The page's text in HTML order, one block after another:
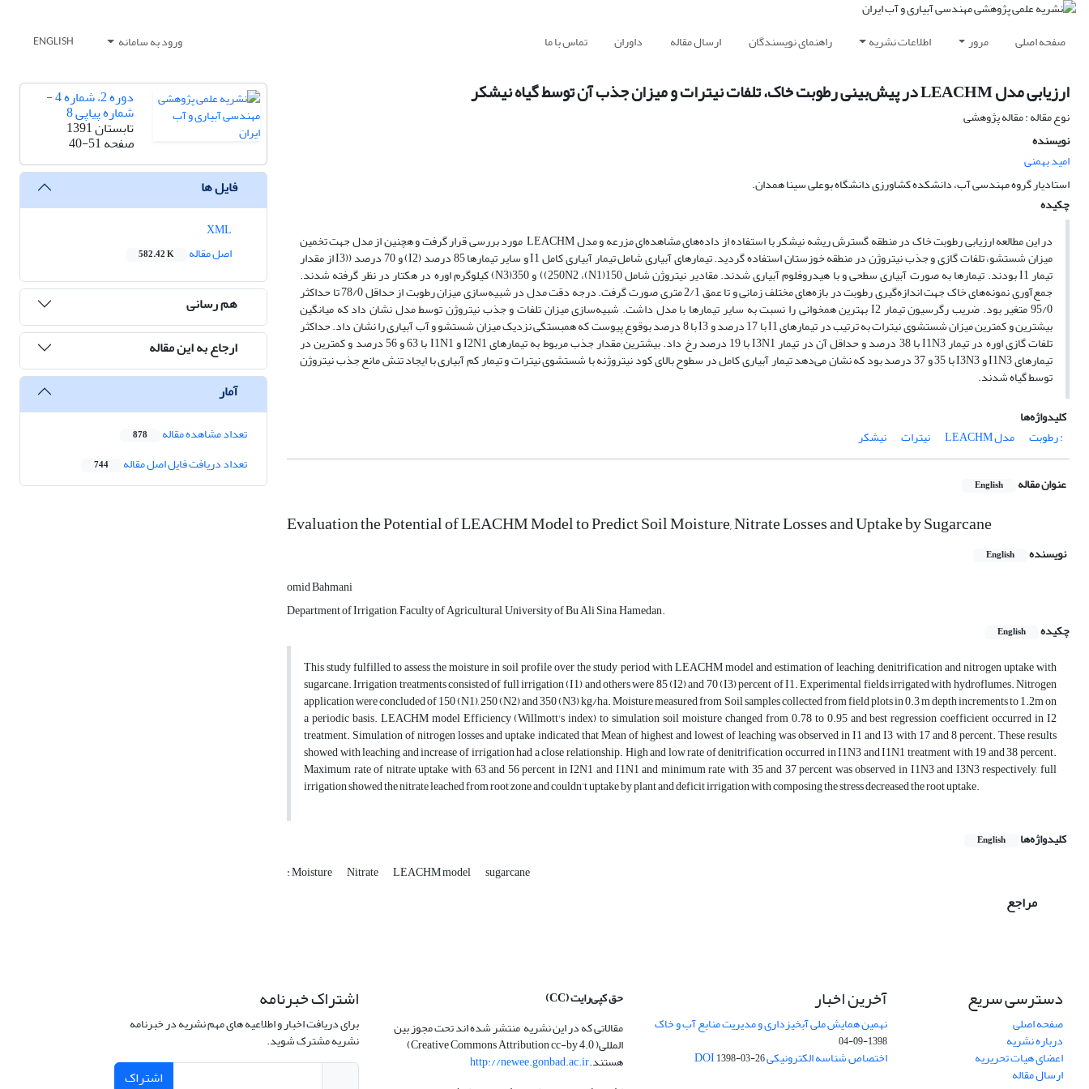
صفحه اصلی مرور اطلاعات نشریه راهنمای نویسندگان ارسال مقاله داوران تماس با ما ورود به سامانه ENGLISH
ارزیابی مدل LEACHM در پیش‌بینی رطوبت خاک، تلفات نیترات و میزان جذب آن توسط گیاه نیشکر
نوع مقاله : مقاله پژوهشی
نویسنده
امید بهمنی
استادیار گروه مهندسی آب، دانشکده کشاورزی دانشگاه بوعلی سینا همدان.
چکیده
در این مطالعه ارزیابی رطوبت خاک در منطقه گسترش ریشه نیشکر با استفاده از داده‌های مشاهده‌ای مزرعه و مدل LEACHM مورد بررسی قرار گرفت و هچنین از مدل جهت تخمین
میزان شستشو، تلفات گازی و جذب نیتروژن در منطقه خوزستان استفاده گردید. تیمارهای آبیاری شامل تیمار آبیاری کامل I1 و سایر تیمارها 85 درصد (I2) و 70 درصد ((I3 از مقدار
تیمار I1 بودند. تیمارها به صورت آبیاری سطحی و با هیدروفلوم آبیاری شدند. مقادیر نیتروژن شامل 150(N1)، 250N2)) و 350(N3) کیلوگرم اوره در هکتار در نظر گرفته شدند.
جمع‌آوری نمونه‌های خاک جهت اندازه‌گیری رطوبت در بازه‌های مختلف زمانی و تا عمق 2/1 متری صورت گرفت. درجه دقت مدل در شبیه‌سازی میزان رطوبت از حداقل 78/0 تا حداکثر
95/0 متغیر بود. ضریب رگرسیون تیمار I2 بهترین همخوانی را نسبت به سایر تیمارها با مدل داشت. شبیه‌سازی میزان تلفات و جذب نیتروژن توسط مدل نشان داد که میانگین
بیشترین و کمترین میزان شستشوی نیترات به ترتیب در تیمارهای I1 با 17 درصد و I3 با 8 درصد بوقوع پیوست که همبستگی نزدیک میزان شستشو و آب آبیاری را نشان داد. حداکثر
تلفات گازی اوره در تیمار I1N3 با 38 درصد و حداقل آن در تیمار I3N1 با 19 درصد رخ داد. بیشترین مقدار جذب مربوط به تیمارهای I2N1 و I1N1 با 63 و 56 درصد و کمترین در
تیمارهای I1N3 و I3N3 با 35 و 37 درصد بود که نشان می‌دهد تیمار آبیاری کامل در سطوح بالای کود نیتروژنه با شستشوی نیترات و تیمار کم آبیاری با ایجاد تنش مانع جذب نیتروژن
توسط گیاه شدند.
کلیدواژه‌ها
: رطوبت
مدل LEACHM نیترات نیشکر
عنوان مقاله English
Evaluation the Potential of LEACHM Model to Predict Soil Moisture, Nitrate Losses and Uptake by Sugarcane
نویسنده English
omid Bahmani
Department of Irrigation, Faculty of Agricultural, University of Bu Ali Sina, Hamedan.
چکیده
English
This study fulfilled to assess the moisture in soil profile over the study period with LEACHM model and estimation of leaching, denitrification and nitrogen uptake with
sugarcane. Irrigation treatments consisted of full irrigation (I1) and others were 85 (I2) and 70 (I3) percent of I1. Experimental fields irrigated with hydroflumes. Nitrogen
application were concluded of 150 (N1), 250 (N2) and 350 (N3) kg/ha. Moisture measured from Soil samples collected from field plots in 0.3 m depth increments to 1.2m on
a periodic basis. LEACHM model Efficiency (Willmott's index) to simulation soil moisture changed from 0.78 to 0.95 and best regression coefficient occurred in I2
treatment. Simulation of nitrogen losses and uptake indicated that Mean of highest and lowest of leaching was observed in I1 and I3 with 17 and 8 percent. These results
showed with leaching and increase of irrigation had a close relationship. High and low rate of denitrification occurred in I1N3 and I1N1 treatment with 19 and 38 percent.
Maximum rate of nitrate uptake with 63 and 56 percent in I2N1 and I1N1 and minimum rate with 35 and 37 percent was observed in I1N3 and I3N3 respectively, full
irrigation showed the nitrate leached from root zone and couldn’t uptake by plant and deficit irrigation with composing the stress decreased the root uptake.
کلیدواژه‌ها English
: Moisture Nitrate LEACHM model sugarcane
مراجع
دوره 2، شماره 4 -
شماره پیاپی 8
تابستان 1391
صفحه40-51
فایل ها
اصل مقاله
582.42 K
هم رسانی
ارجاع به این مقاله
آمار
تعداد مشاهده مقاله 878
تعداد دریافت فایل اصل مقاله 744
دسترسی سریع
صفحه اصلی
درباره نشریه
اعضای هیات تحریریه
ارسال مقاله
آخرین اخبار
نهمین همایش ملی آبخیزداری و مدیریت منابع آب و خاک
1398-09-04
اختصاص شناسه الکترونیکی DOI1398-03-26
حق کپی‌رایت(CC)
مقالاتی که در این نشریه منتشر شده اند تحت مجوز بین
المللی( Creative Commons Attribution cc-by 4.0)
هستند.http://newee.gonbad.ac.ir
اشتراک خبرنامه
برای دریافت اخبار و اطلاعیه های مهم نشریه در خبرنامه
نشریه مشترک شوید.
اشتراک